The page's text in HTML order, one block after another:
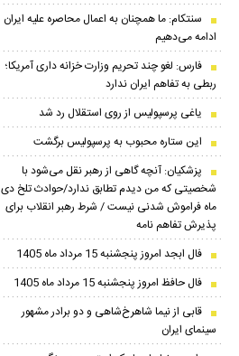
سنتکام: ما همچنان به اعمال محاصره علیه ایران
ادامه می‌دهیم
فارس: لغو چند تحریم وزارت خزانه داری آمریکا؛
ربطی به تفاهم ایران ندارد
یاغی پرسپولیس از روی استقلال رد شد
این ستاره محبوب به پرسپولیس برگشت
پزشکیان‌: آنچه گاهی از رهبر نقل می‌شود با
شخصیتی که من دیدم تطابق ندارد/حوادث تلخ دی
ماه فراموش شدنی نیست / شرط رهبر انقلاب برای
پذیرش تفاهم نامه
فال ابجد امروز پنجشنبه 15 مرداد ماه 1405
فال حافظ امروز پنجشنبه 15 مرداد ماه 1405
قابی از نیما شاهرخ‌شاهی و دو برادر مشهور
سینمای ایران